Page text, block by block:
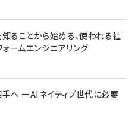
知ることから始める、使われる社
ームエンジニアリング
へ ーAIネイティブ世代に必要